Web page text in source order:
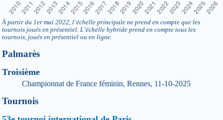
À partir du 1er mai 2022, l’échelle principale ne prend en compte que les
tournois joués en présentiel. L’échelle hybride prend en compte tous les
tournois, joués en présentiel ou en ligne.
Palmarès
Troisième
Championnat de France féminin, Rennes, 11-10-2025
Tournois